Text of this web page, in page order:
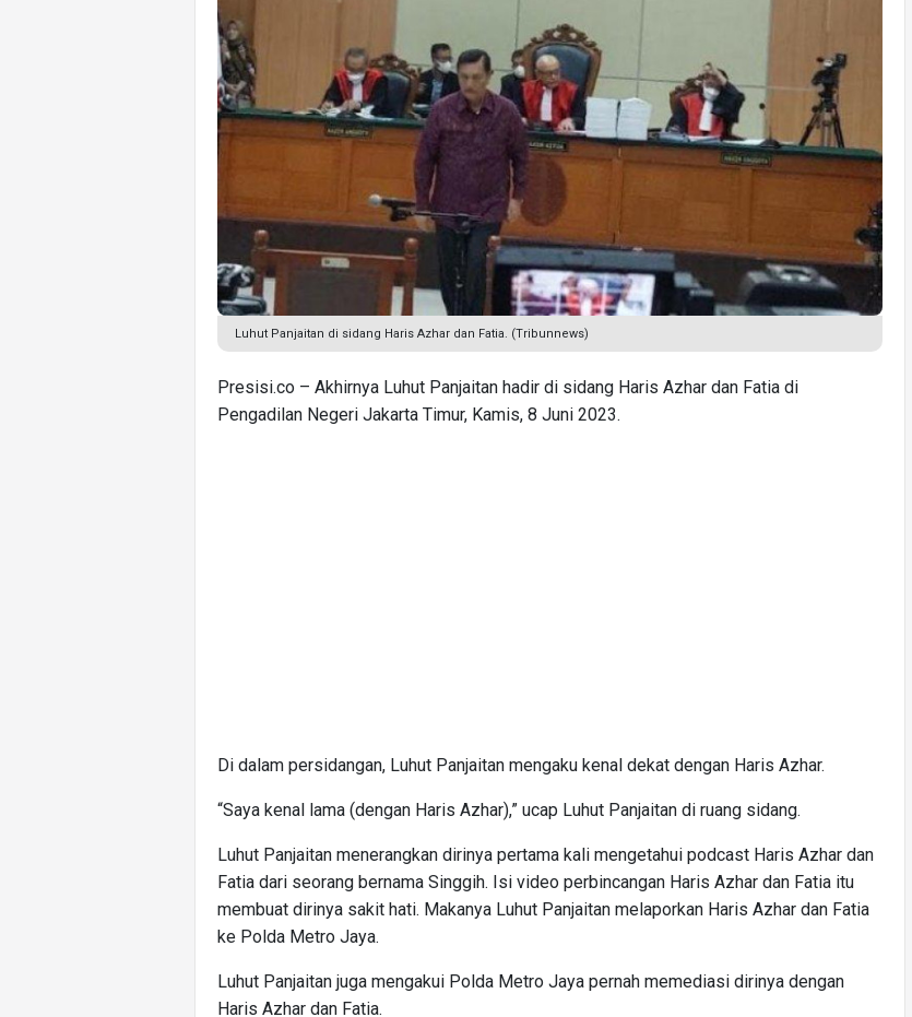
Luhut Panjaitan di sidang Haris Azhar dan Fatia. (Tribunnews)
Presisi.co – Akhirnya Luhut Panjaitan hadir di sidang Haris Azhar dan Fatia di
Pengadilan Negeri Jakarta Timur, Kamis, 8 Juni 2023.
Di dalam persidangan, Luhut Panjaitan mengaku kenal dekat dengan Haris Azhar.
“Saya kenal lama (dengan Haris Azhar),” ucap Luhut Panjaitan di ruang sidang.
Luhut Panjaitan menerangkan dirinya pertama kali mengetahui podcast Haris Azhar dan
Fatia dari seorang bernama Singgih. Isi video perbincangan Haris Azhar dan Fatia itu
membuat dirinya sakit hati. Makanya Luhut Panjaitan melaporkan Haris Azhar dan Fatia
ke Polda Metro Jaya.
Luhut Panjaitan juga mengakui Polda Metro Jaya pernah memediasi dirinya dengan
Haris Azhar dan Fatia.